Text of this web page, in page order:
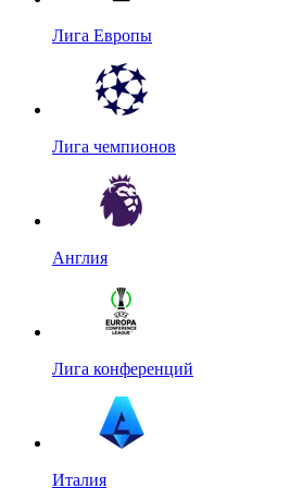
Лига Европы
Лига чемпионов
Англия
Лига конференций
Италия